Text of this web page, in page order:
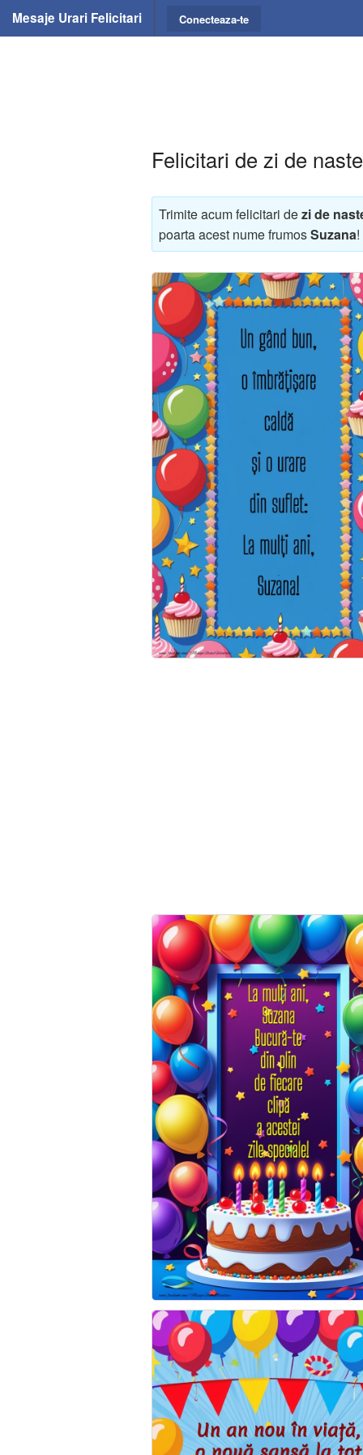
Mesaje Urari Felicitari Conecteaza-te
Felicitari de zi de
Trimite acum felicitari dezi de
poarta acest nume frumosSuzana!